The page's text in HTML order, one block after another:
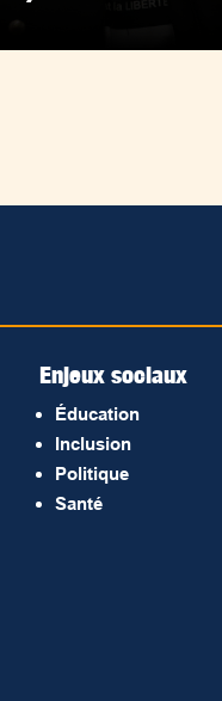
Enjeux sociaux
Éducation
Inclusion
Politique
Santé